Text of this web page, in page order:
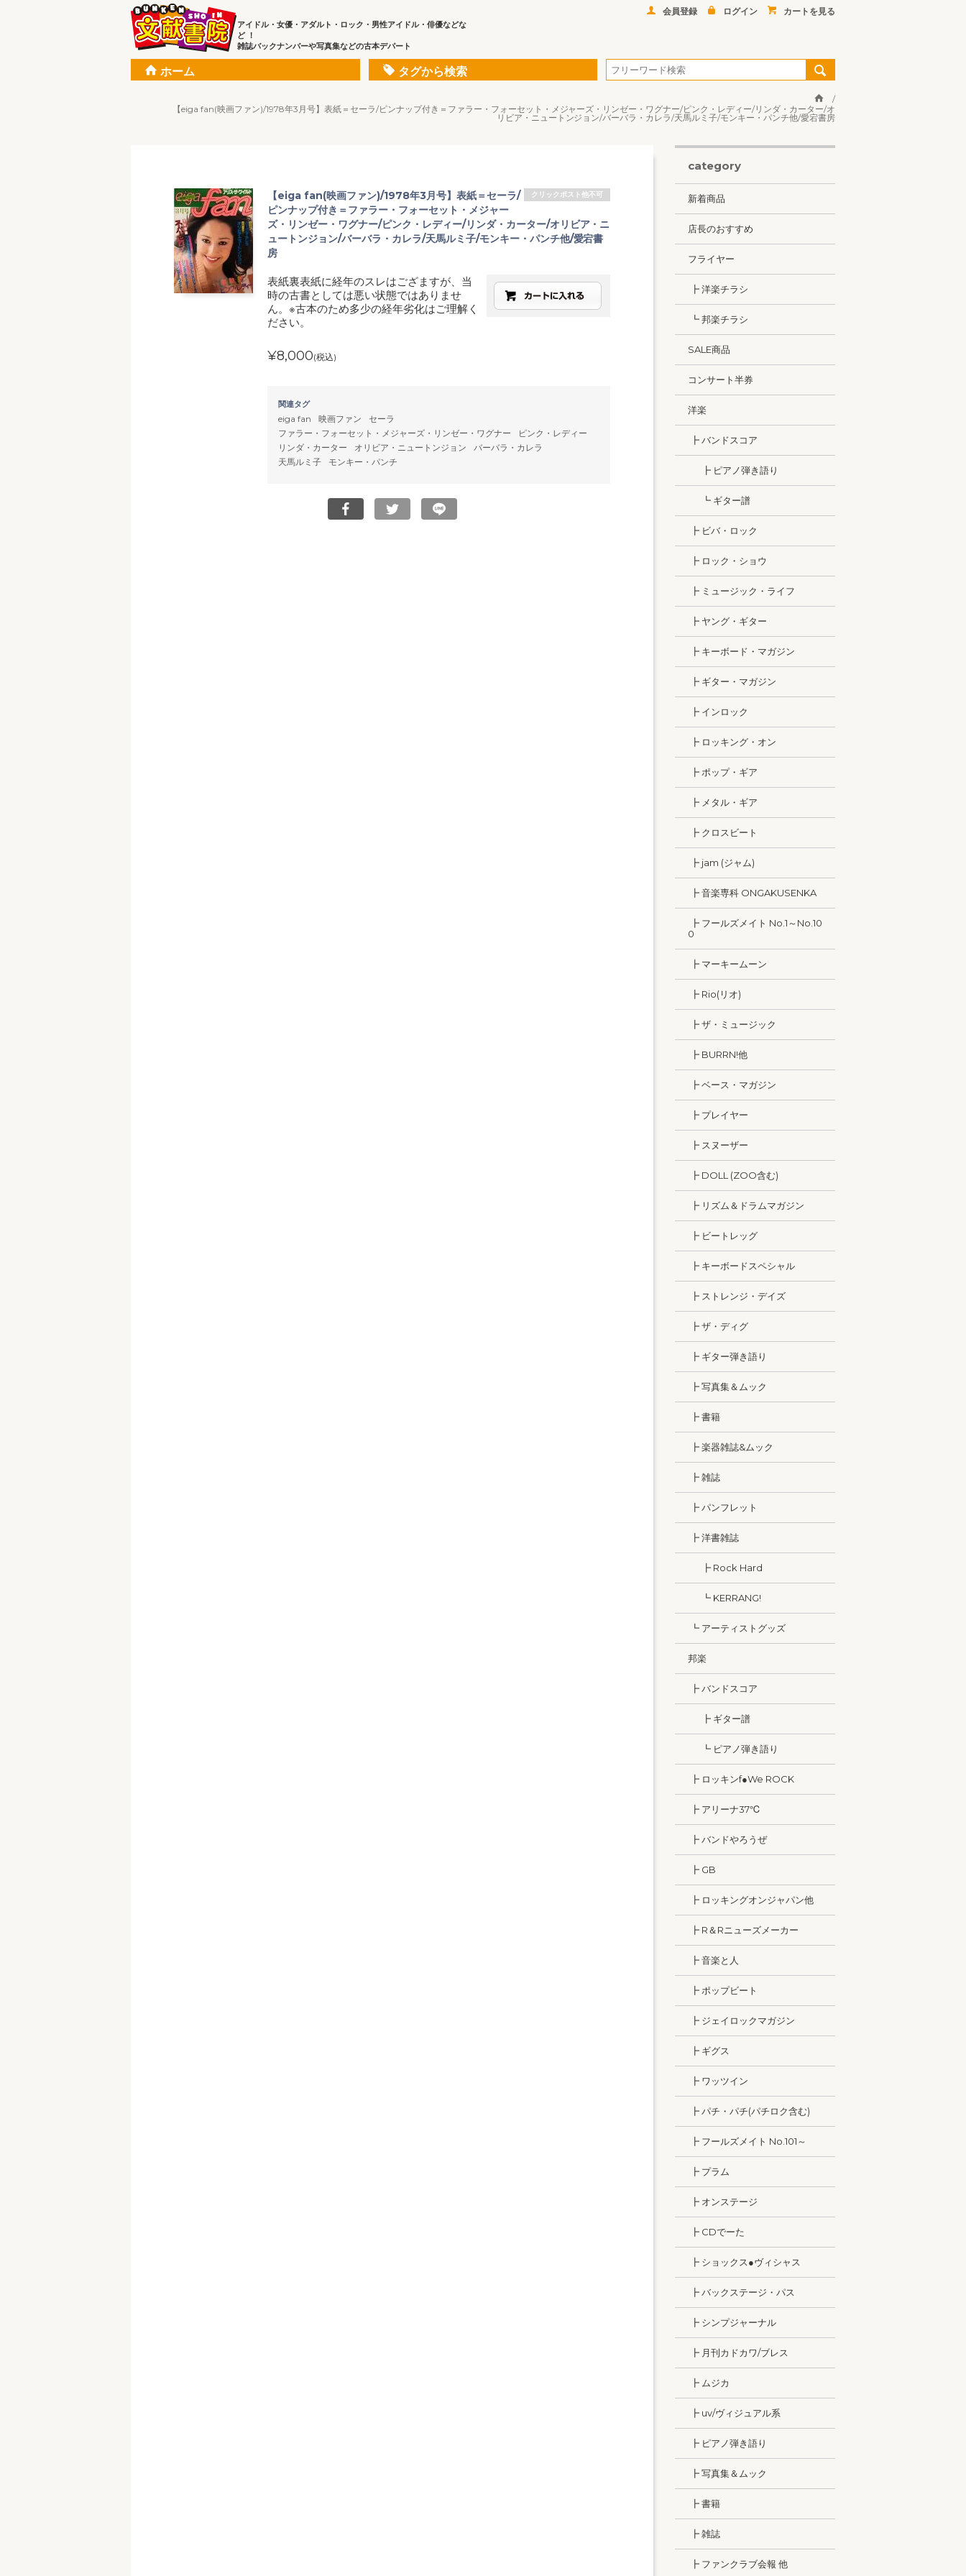
アイドル・女優・アダルト・ロック・男性アイドル・俳優などな
ど ！
雑誌バックナンバーや写真集などの古本デパート
会員登録 ログイン カートを見る
ホーム タグから検索
【eiga fan(映画ファン)/1978年3月号】表紙＝セーラ/ピンナップ付き＝ファラー・フォーセット・メジャーズ・リンゼー・ワグナー/ピンク・レディー/リンダ・カーター/オ
リビア・ニュートンジョン/バーバラ・カレラ/天馬ルミ子/モンキー・パンチ他/愛宕書房
クリックポスト他不可
【eiga fan(映画ファン)/1978年3月号】表紙＝セーラ/
ピンナップ付き＝ファラー・フォーセット・メジャー
ズ・リンゼー・ワグナー/ピンク・レディー/リンダ・カーター/オリビア・ニ
ュートンジョン/バーバラ・カレラ/天馬ルミ子/モンキー・パンチ他/愛宕書
房
表紙裏表紙に経年のスレはござますが、当
時の古書としては悪い状態ではありませ
ん。※古本のため多少の経年劣化はご理解く
ださい。
¥8,000(税込)
関連タグ
eiga fan 映画ファン
セーラ
ファラー・フォーセット・メジャーズ・リンゼー・ワグナー
ピンク・レディー
リンダ・カーター
オリビア・ニュートンジョン
バーバラ・カレラ
天馬ルミ子
モンキー・パンチ
category
新着商品
店長のおすすめ
フライヤー
┣ 洋楽チラシ
┗ 邦楽チラシ
SALE商品
コンサート半券
洋楽
┣ バンドスコア
┣ ピアノ弾き語り
┗ ギター譜
┣ ビバ・ロック
┣ ロック・ショウ
┣ ミュージック・ライフ
┣ ヤング・ギター
┣ キーボード・マガジン
┣ ギター・マガジン
┣ インロック
┣ ロッキング・オン
┣ ポップ・ギア
┣ メタル・ギア
┣ クロスビート
┣ jam (ジャム)
┣ 音楽専科 ONGAKUSENKA
┣ フールズメイト No.1～No.10
0
┣ マーキームーン
┣ Rio(リオ)
┣ ザ・ミュージック
┣ BURRN!他
┣ ベース・マガジン
┣ プレイヤー
┣ スヌーザー
┣ DOLL (ZOO含む)
┣ リズム＆ドラムマガジン
┣ ビートレッグ
┣ キーボードスペシャル
┣ ストレンジ・デイズ
┣ ザ・ディグ
┣ ギター弾き語り
┣ 写真集＆ムック
┣ 書籍
┣ 楽器雑誌&ムック
┣ 雑誌
┣ パンフレット
┣ 洋書雑誌
┣ Rock Hard
┗ KERRANG!
┗ アーティストグッズ
邦楽
┣ バンドスコア
┣ ギター譜
┗ ピアノ弾き語り
┣ ロッキンf●We ROCK
┣ アリーナ37℃
┣ バンドやろうぜ
┣ GB
┣ ロッキングオンジャパン他
┣ R＆Rニューズメーカー
┣ 音楽と人
┣ ポップビート
┣ ジェイロックマガジン
┣ ギグス
┣ ワッツイン
┣ パチ・パチ(パチロク含む)
┣ フールズメイト No.101～
┣ プラム
┣ オンステージ
┣ CDでーた
┣ ショックス●ヴィシャス
┣ バックステージ・パス
┣ シンプジャーナル
┣ 月刊カドカワ/ブレス
┣ ムジカ
┣ uv/ヴィジュアル系
┣ ピアノ弾き語り
┣ 写真集＆ムック
┣ 書籍
┣ 雑誌
┣ ファンクラブ会報 他